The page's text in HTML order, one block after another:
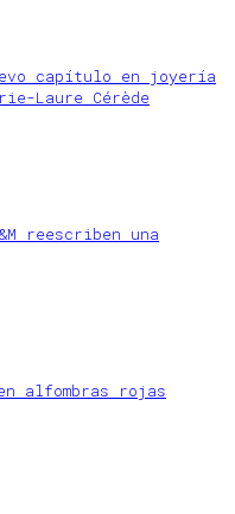
capítulo en joyería
Laure Cérède
reescriben una
en alfombras rojas